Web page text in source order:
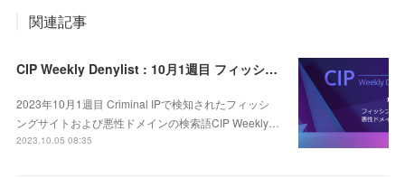
関連記事
CIP Weekly Denylist : 10月1週目 フィッシングおよび悪性ドメインの検索語
2023年10月1週目 Criminal IPで検知されたフィッシ
ングサイトおよび悪性ドメインの検索語CIP Weekly…
2023.10.05 08:35